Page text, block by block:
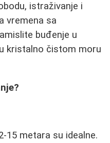
istraživanje i
vremena sa
buđenje u
kristalno čistom moru
15 metara su idealne.